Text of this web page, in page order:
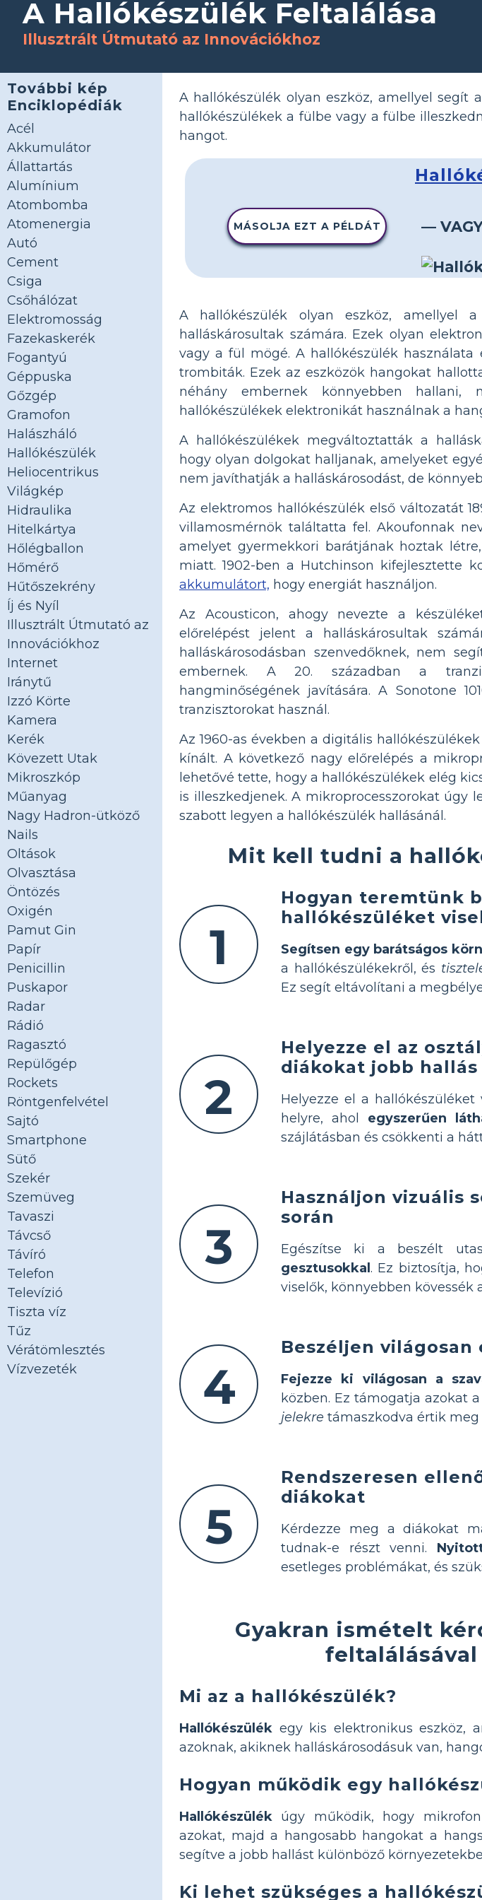
A Hallókészülék Feltalálása
Illusztrált Útmutató az Innovációkhoz
További kép
Enciklopédiák
Acél
Akkumulátor
Állattartás
Alumínium
Atombomba
Atomenergia
Autó
Cement
Csiga
Csőhálózat
Elektromosság
Fazekaskerék
Fogantyú
Géppuska
Gőzgép
Gramofon
Halászháló
Hallókészülék
Heliocentrikus
Világkép
Hidraulika
Hitelkártya
Hőlégballon
Hőmérő
Hűtőszekrény
Íj és Nyíl
Illusztrált Útmutató az
Innovációkhoz
Internet
Iránytű
Izzó Körte
Kamera
Kerék
Kövezett Utak
Mikroszkóp
Műanyag
Nagy Hadron-ütköző
Nails
Oltások
Olvasztása
Öntözés
Oxigén
Pamut Gin
Papír
Penicillin
Puskapor
Radar
Rádió
Ragasztó
Repülőgép
Rockets
Röntgenfelvétel
Sajtó
Smartphone
Sütő
Szekér
Szemüveg
Tavaszi
Távcső
Távíró
Telefon
Televízió
Tiszta víz
Tűz
Vérátömlesztés
Vízvezeték
A hallókészülék olyan eszköz, amellyel segít
hallókészülékek a fülbe vagy a fülbe
hangot.
MÁSOLJA EZT A PÉLDÁT —
A hallókészülék olyan eszköz, amellyel
halláskárosultak számára. Ezek olyan
vagy a fül mögé. A hallókészülék
trombiták. Ezek az eszközök hangokat
néhány embernek könnyebben hallani,
hallókészülékek elektronikát használnak a
A hallókészülékek megváltoztatták a
hogy olyan dolgokat halljanak, amelyeket
nem javíthatják a halláskárosodást, de
Az elektromos hallókészülék első változatát
villamosmérnök találtatta fel. Akoufonnak
amelyet gyermekkori barátjának hoztak
miatt. 1902-ben a Hutchinson kifejlesztette
akkumulátort, hogy energiát használjon.
Az Acousticon, ahogy nevezte a
előrelépést jelent a halláskárosultak
halláskárosodásban szenvedőknek, nem
embernek. A 20. században a
hangminőségének javítására. A Sonotone
tranzisztorokat használ.
Az 1960-as években a digitális
kínált. A következő nagy előrelépés a
lehetővé tette, hogy a hallókészülékek elég
is illeszkedjenek. A mikroprocesszorokat úgy
szabott legyen a hallókészülék hallásánál.
Mit kell tudni a
1
Hogyan teremtünk
hallókészüléket
Segítsen egy barátságos
a hallókészülékekről, és
Ez segít eltávolítani a
2
Helyezze el az
diákokat jobb
Helyezze el a
helyre, ahol egyszerűen
szájlátásban és csökkenti a
3
Használjon vizuális
során
Egészítse ki a beszélt
gesztusokkal . Ez biztosítja,
viselők, könnyebben kövessék
4
Beszéljen világosan
Fejezze ki világosan a
közben. Ez támogatja azokat
jelekre támaszkodva értik meg
5
Rendszeresen
diákokat
Kérdezze meg a diákokat
tudnak-e részt venni.
esetleges problémákat, és
Gyakran ismételt
Mi az a hallókészülék?
Hallókészülék egy kis elektronikus eszköz,
azoknak, akiknek halláskárosodásuk van,
Hogyan működik egy
Hallókészülék úgy működik, hogy
azokat, majd a hangosabb hangokat a
segítve a jobb hallást különböző
Ki lehet szükséges a